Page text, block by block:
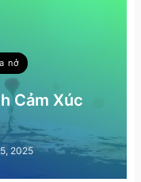
nở
Cảm Xúc
2025